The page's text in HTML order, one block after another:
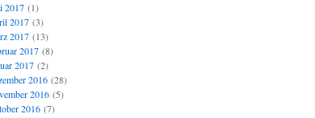
2017(1)
2017(3)
2017(13)
2017(8)
2017(2)
2016(28)
2016(5)
2016(7)